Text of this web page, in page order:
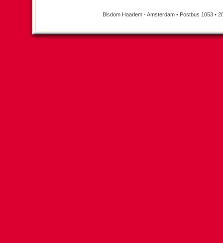
Bisdom Haarlem - Amsterdam • Postbus 1053 •